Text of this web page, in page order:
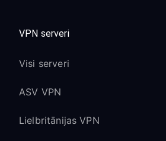
VPN serveri
Visi serveri
ASV VPN
Lielbritānijas VPN